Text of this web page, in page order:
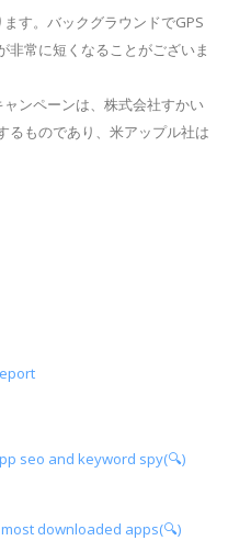
す。バックグラウンドでGPS
非常に短くなることがございま
ンペーンは、株式会社すかい
るものであり、米アップル社は
seo and keyword spy(🔍)
most downloaded apps(🔍)